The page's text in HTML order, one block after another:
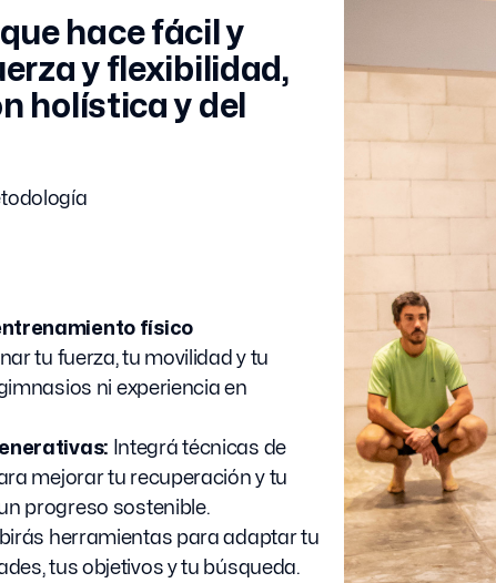
hace fácil y
y flexibilidad,
holística y del
físico
tu fuerza, tu movilidad y tu
ni experiencia en
Integrá técnicas de
mejorar tu recuperación y tu
progreso sostenible.
herramientas para adaptar tu
tus objetivos y tu búsqueda.